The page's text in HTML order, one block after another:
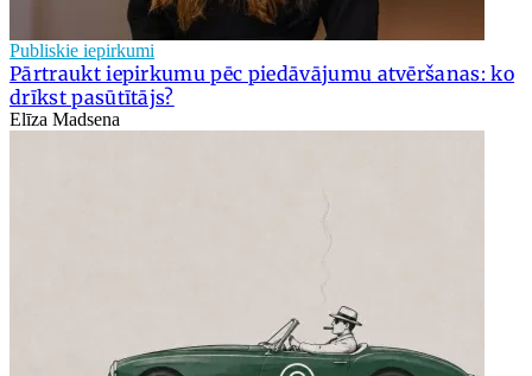
Publiskie iepirkumi
Pārtraukt iepirkumu pēc piedāvājumu atvēršanas: ko
drīkst pasūtītājs?
Elīza Madsena